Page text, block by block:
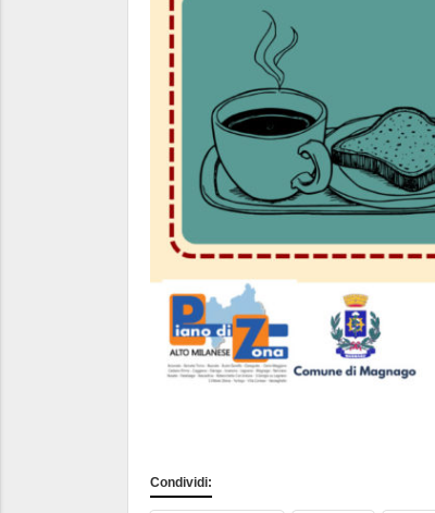
Condividi: